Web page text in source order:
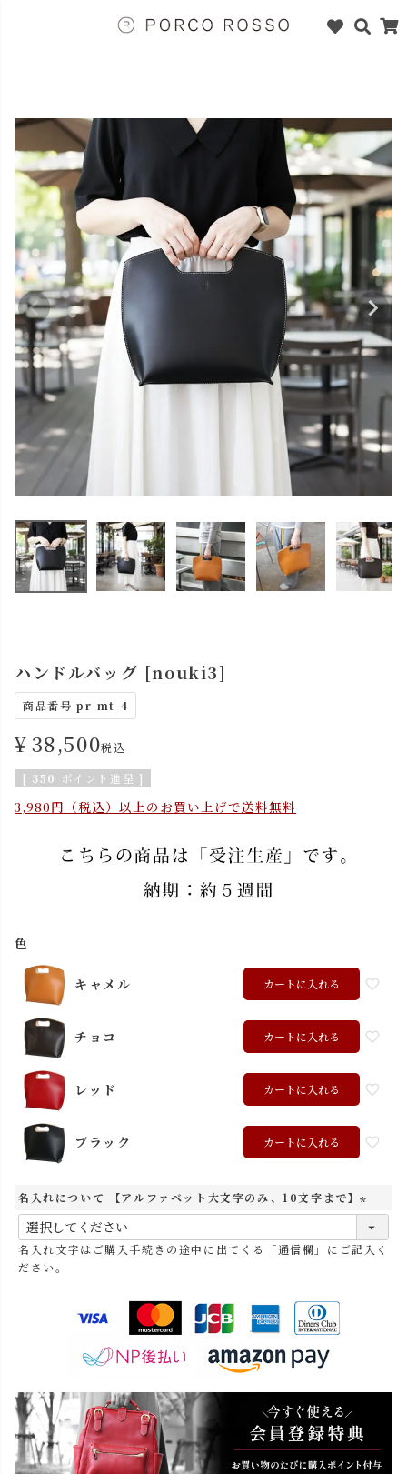
ハンドルバッグ [nouki3]
商品番号 pr-mt-4
¥38,500税込
[ 350 ポイント進呈 ]
3,980円（税込）以上のお買い上げで送料無料
色
キャメル カートに入れる
チョコ カートに入れる
レッド カートに入れる
ブラック カートに入れる
名入れについて 【アルファベット大文字のみ、10文字まで】
必
須
名入れ文字はご購入手続きの途中に出てくる「通信欄」にご記入く
ださい。